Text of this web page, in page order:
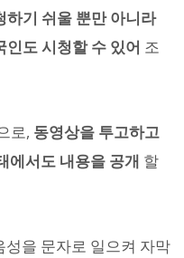
하기 쉬울 뿐만 아니라
도 시청할 수 있어 조
로, 동영상을 투고하고
에서도 내용을 공개 할
을 문자로 일으켜 자막